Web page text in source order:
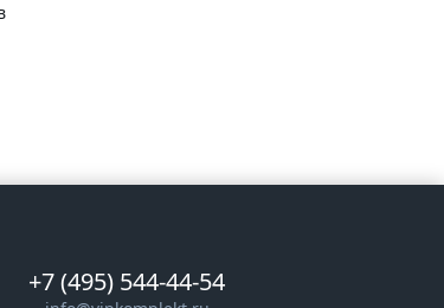
+7 (495) 544-44-54